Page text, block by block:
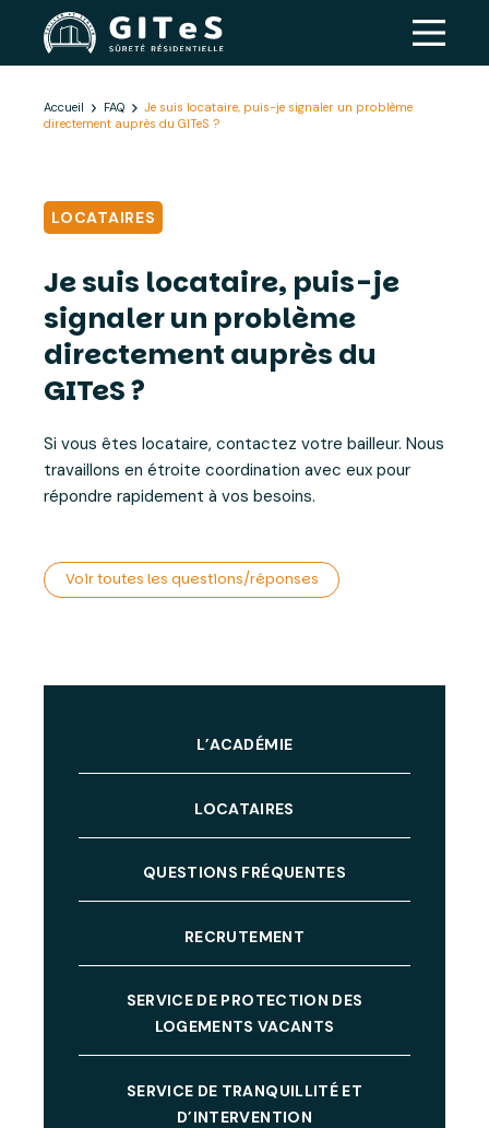
Accueil FAQ
Je suis locataire, puis-je signaler un problème
directement auprès du GITeS ?
L’ACADÉMIE
LOCATAIRES
QUESTIONS FRÉQUENTES
RECRUTEMENT
SERVICE DE PROTECTION DES
LOGEMENTS VACANTS
SERVICE DE TRANQUILLITÉ ET
D’INTERVENTION
LOCATAIRES
Je suis locataire, puis-je
signaler un problème
directement auprès du
GITeS ?
Si vous êtes locataire, contactez votre bailleur. Nous
travaillons en étroite coordination avec eux pour
répondre rapidement à vos besoins.
Voir toutes les questions/réponses